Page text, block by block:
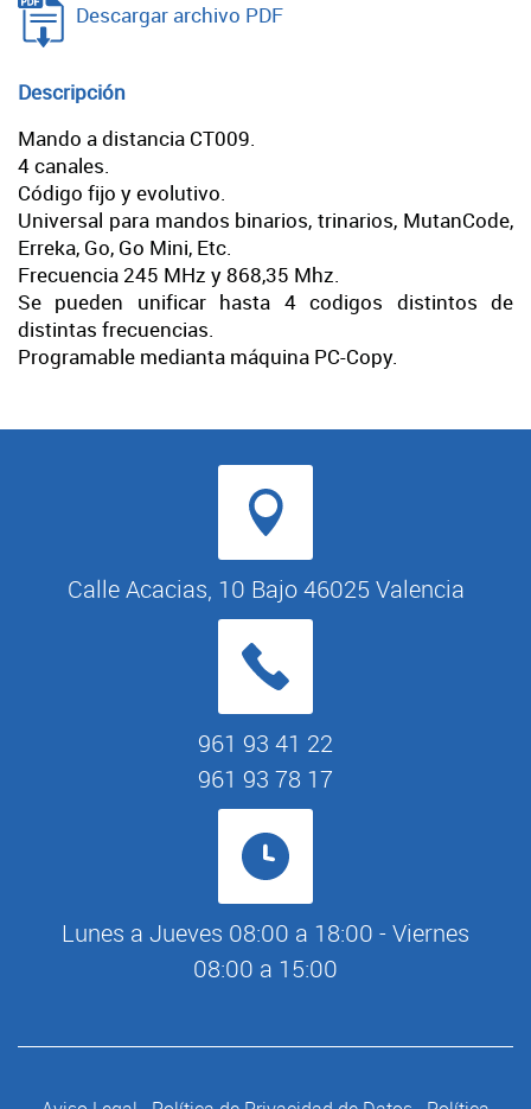
Descargar archivo PDF
Descripción
Mando a distancia CT009.
4 canales.
Código fijo y evolutivo.
Universal para mandos binarios, trinarios, MutanCode,
Erreka, Go, Go Mini, Etc.
Frecuencia 245 MHz y 868,35 Mhz.
Se pueden unificar hasta 4 codigos distintos de
distintas frecuencias.
Programable medianta máquina PC-Copy.
Calle Acacias, 10 Bajo 46025 Valencia
961 93 41 22
961 93 78 17
Lunes a Jueves 08:00 a 18:00 - Viernes
08:00 a 15:00